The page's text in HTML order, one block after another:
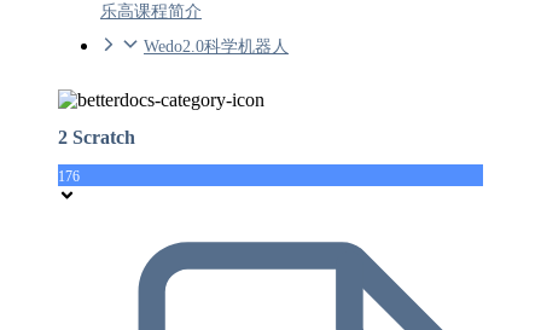
乐高课程简介
Wedo2.0科学机器人
2 Scratch
176